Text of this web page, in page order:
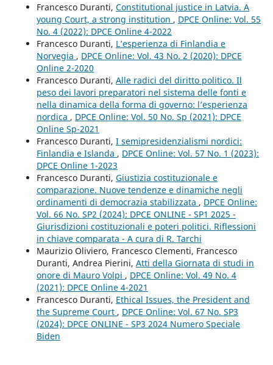
Francesco Duranti, Constitutional justice in Latvia. A
young Court, a strong institution , DPCE Online: Vol. 55
No. 4 (2022): DPCE Online 4-2022
Francesco Duranti, L’esperienza di Finlandia e
Norvegia , DPCE Online: Vol. 43 No. 2 (2020): DPCE
Online 2-2020
Francesco Duranti, Alle radici del diritto politico. Il
peso dei lavori preparatori nel sistema delle fonti e
nella dinamica della forma di governo: l’esperienza
nordica , DPCE Online: Vol. 50 No. Sp (2021): DPCE
Online Sp-2021
Francesco Duranti, I semipresidenzialismi nordici:
Finlandia e Islanda , DPCE Online: Vol. 57 No. 1 (2023):
DPCE Online 1-2023
Francesco Duranti, Giustizia costituzionale e
comparazione. Nuove tendenze e dinamiche negli
ordinamenti di democrazia stabilizzata , DPCE Online:
Vol. 66 No. SP2 (2024): DPCE ONLINE - SP1 2025 -
Giurisdizioni costituzionali e poteri politici. Riflessioni
in chiave comparata - A cura di R. Tarchi
Maurizio Oliviero, Francesco Clementi, Francesco
Duranti, Andrea Pierini, Atti della Giornata di studi in
onore di Mauro Volpi , DPCE Online: Vol. 49 No. 4
(2021): DPCE Online 4-2021
Francesco Duranti, Ethical Issues, the President and
the Supreme Court , DPCE Online: Vol. 67 No. SP3
(2024): DPCE ONLINE - SP3 2024 Numero Speciale
Biden